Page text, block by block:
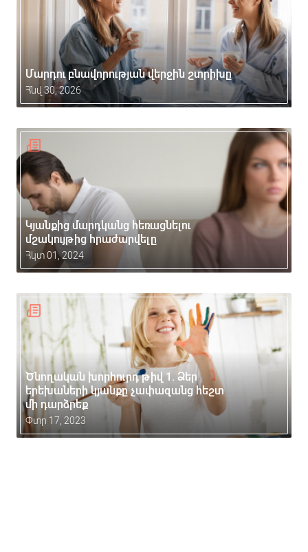
Մարդու բնավորության վերջին շտրիխը
Հնվ 30, 2026
Կյանքից մարդկանց հեռացնելու
մշակույթից հրաժարվելը
Հկտ 01, 2024
Ծնողական խորհուրդ թիվ 1. Ձեր
երեխաների կյանքը չափազանց հեշտ
մի դարձրեք
Փտր 17, 2023